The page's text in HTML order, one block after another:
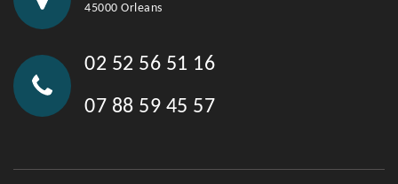
45000 Orleans
02 52 56 51 16
07 88 59 45 57